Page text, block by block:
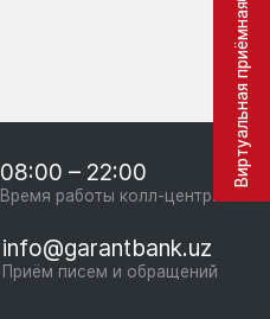
08:00 – 22:00
Время работы колл-центра
info@garantbank.uz
Приём писем и обращений
Виртуальная приёмная